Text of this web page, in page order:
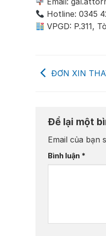
Hotline: 0345
VPGD: P.311,
ĐƠN XIN
Để lại một
Email của bạn
Bình luận *